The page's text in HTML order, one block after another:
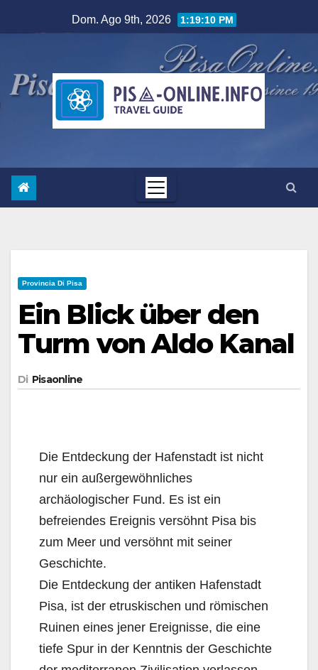
al
Dom. Ago 9th, 2026 1:19:12 PM
Provincia Di Pisa
Ein Blick über den
Turm von Aldo Kanal
Di Pisaonline
Die Entdeckung der Hafenstadt ist nicht
nur ein außergewöhnliches
archäologischer Fund. Es ist ein
befreiendes Ereignis versöhnt Pisa bis
zum Meer und versöhnt mit seiner
Geschichte.
Die Entdeckung der antiken Hafenstadt
Pisa, ist der etruskischen und römischen
Ruinen eines jener Ereignisse, die eine
tiefe Spur in der Kenntnis der Geschichte